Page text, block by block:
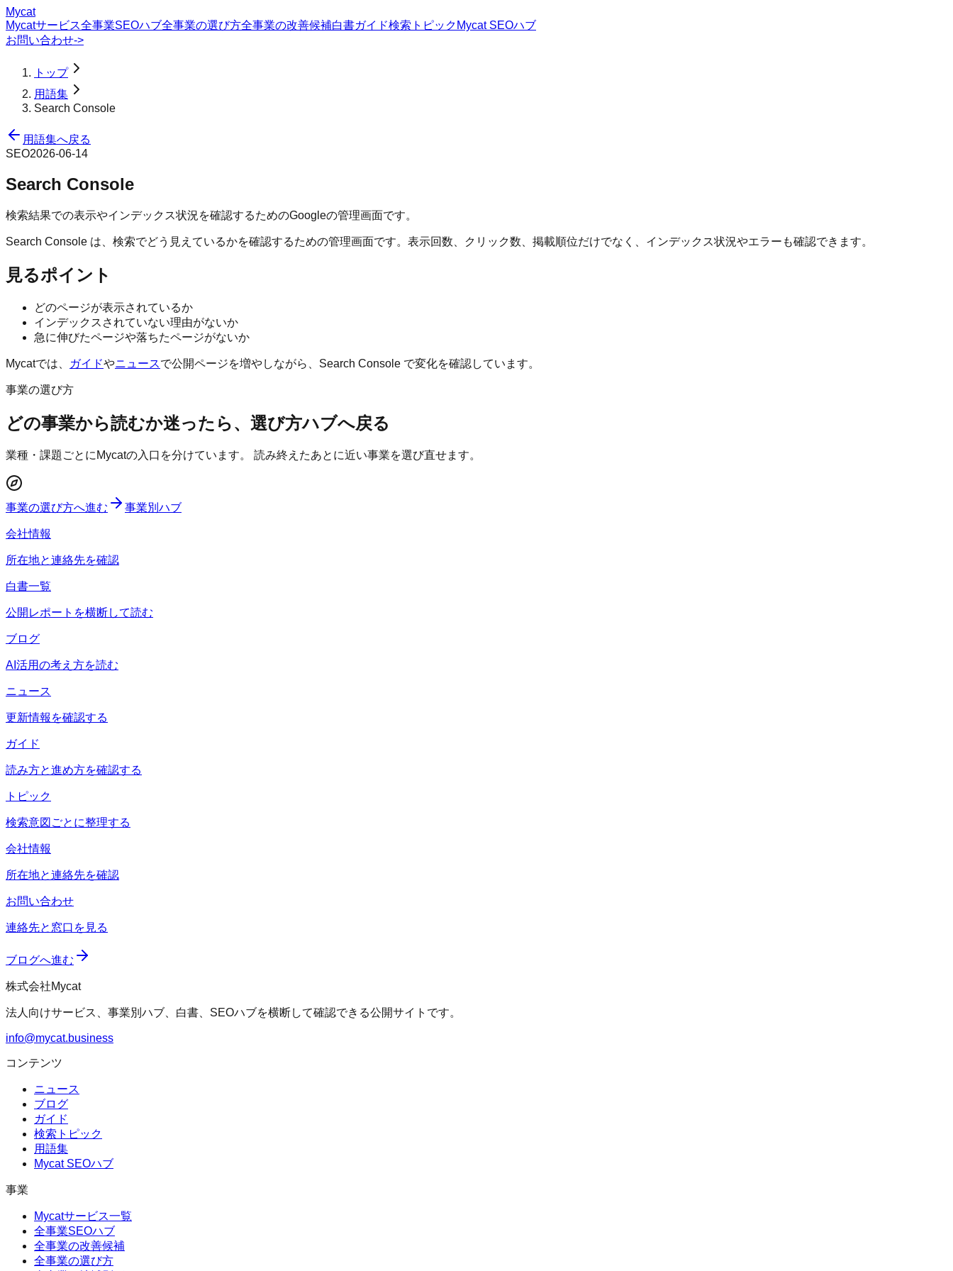
Mycat
Mycatサービス全事業SEOハブ全事業の選び方全事業の改善候補白書ガイド検索トピック Mycat SEOハブ
お問い合わせ->
トップ
用語集
Search Console
用語集へ戻る
SEO2026-06-14
Search Console
検索結果での表示やインデックス状況を確認するためのGoogleの管理画面です。
Search Console は、検索でどう見えているかを確認するための管理画面です。表示回数、クリック数、掲載順位だけでなく、インデックス状況やエラーも確認できます。
見るポイント
どのページが表示されているか
インデックスされていない理由がないか
急に伸びたページや落ちたページがないか
Mycatでは、 ガイドやニュースで公開ページを増やしながら、Search Console で変化を確認しています。
事業の選び方
どの事業から読むか迷ったら、選び方ハブへ戻る
業種・課題ごとにMycatの入口を分けています。 読み終えたあとに近い事業を選び直せます。
事業の選び方へ進む 事業別ハブ
会社情報
所在地と連絡先を確認
白書一覧
公開レポートを横断して読む
ブログ
AI活用の考え方を読む
ニュース
更新情報を確認する
ガイド
読み方と進め方を確認する
トピック
検索意図ごとに整理する
会社情報
所在地と連絡先を確認
お問い合わせ
連絡先と窓口を見る
ブログへ進む
株式会社Mycat
法人向けサービス、事業別ハブ、白書、SEOハブを横断して確認できる公開サイトです。
info@mycat.business
コンテンツ
ニュース
ブログ
ガイド
検索トピック
用語集
Mycat SEOハブ
事業
Mycatサービス一覧
全事業SEOハブ
全事業の改善候補
全事業の選び方